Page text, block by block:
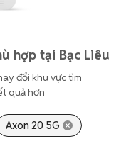
hợp tại Bạc Liêu
đổi khu vực tìm
quả hơn
Axon 20 5G